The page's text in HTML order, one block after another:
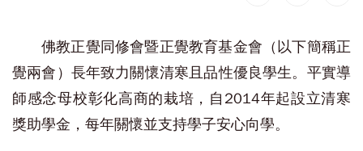
佛教正覺同修會暨正覺教育基金會（以下簡稱正
覺兩會）長年致力關懷清寒且品性優良學生。平實導
師感念母校彰化高商的栽培，自2014年起設立清寒
獎助學金，每年關懷並支持學子安心向學。